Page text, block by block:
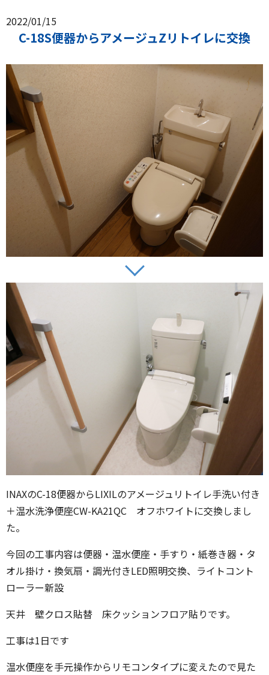
2022/01/15
C-18S便器からアメージュZリトイレに交換
INAXのC-18便器からLIXILのアメージュリトイレ手洗い付き
＋温水洗浄便座CW-KA21QC オフホワイトに交換しまし
た。
今回の工事内容は便器・温水便座・手すり・紙巻き器・タ
オル掛け・換気扇・調光付きLED照明交換、ライトコント
ローラー新設
天井 壁クロス貼替 床クッションフロア貼りです。
工事は1日です
温水便座を手元操作からリモコンタイプに変えたので見た